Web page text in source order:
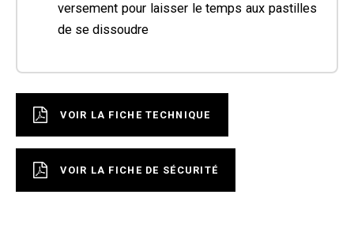
versement pour laisser le temps aux pastilles
de se dissoudre
VOIR LA FICHE TECHNIQUE
VOIR LA FICHE DE SÉCURITÉ